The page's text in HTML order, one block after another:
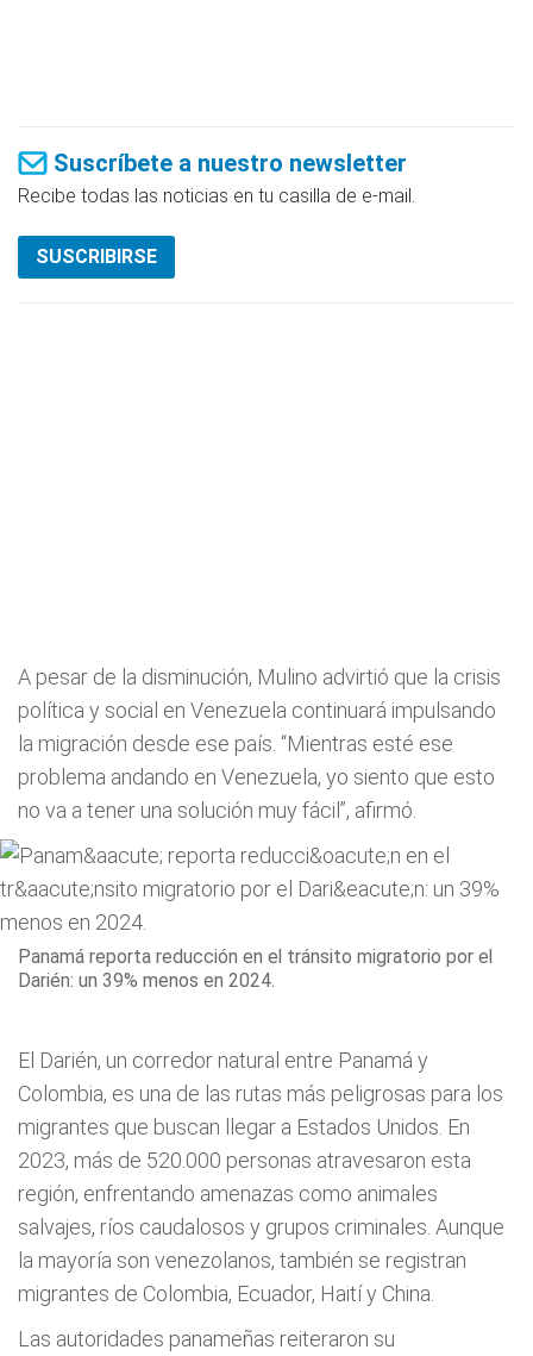
Suscríbete a nuestro newsletter
Recibe todas las noticias en tu casilla de e-mail.
SUSCRIBIRSE
A pesar de la disminución, Mulino advirtió que la crisis
política y social en Venezuela continuará impulsando
la migración desde ese país. “Mientras esté ese
problema andando en Venezuela, yo siento que esto
no va a tener una solución muy fácil”, afirmó.
Panamá reporta reducción en el tránsito migratorio por el
Darién: un 39% menos en 2024.
El Darién, un corredor natural entre Panamá y
Colombia, es una de las rutas más peligrosas para los
migrantes que buscan llegar a Estados Unidos. En
2023, más de 520.000 personas atravesaron esta
región, enfrentando amenazas como animales
salvajes, ríos caudalosos y grupos criminales. Aunque
la mayoría son venezolanos, también se registran
migrantes de Colombia, Ecuador, Haití y China.
Las autoridades panameñas reiteraron su